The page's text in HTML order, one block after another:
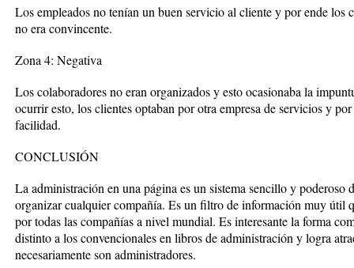
Los empleados no tenían un buen servicio al cliente y por ende los
no era convincente.
Zona 4: Negativa
Los colaboradores no eran organizados y esto ocasionaba la
ocurrir esto, los clientes optaban por otra empresa de servicios y
facilidad.
CONCLUSIÓN
La administración en una página es un sistema sencillo y poderoso
organizar cualquier compañía. Es un filtro de información muy útil
por todas las compañías a nivel mundial. Es interesante la forma
distinto a los convencionales en libros de administración y logra
necesariamente son administradores.